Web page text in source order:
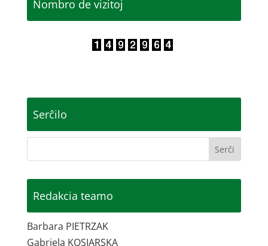
Nombro de vizitoj
Serĉilo
Redakcia teamo
Barbara PIETRZAK
Gabriela KOSIARSKA